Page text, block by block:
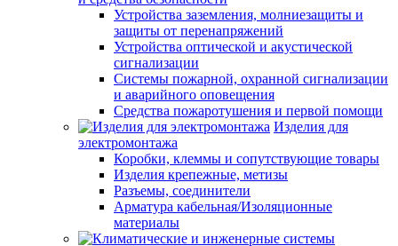
Устройства заземления, молниезащиты и
защиты от перенапряжений
Устройства оптической и акустической
сигнализации
Системы пожарной, охранной сигнализации
и аварийного оповещения
Средства пожаротушения и первой помощи
Изделия для
электромонтажа
Коробки, клеммы и сопутствующие товары
Изделия крепежные, метизы
Разъемы, соединители
Арматура кабельная/Изоляционные
материалы